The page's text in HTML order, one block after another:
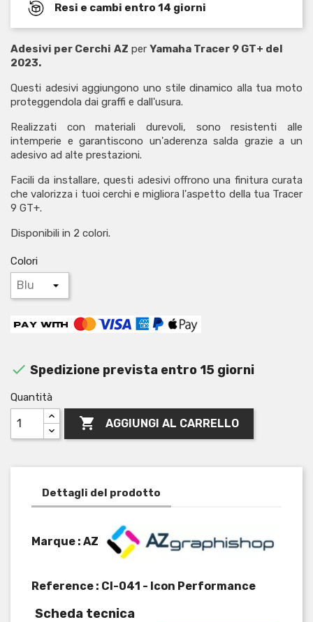
Resi e cambi entro 14 giorni
Adesivi per Cerchi AZ per Yamaha Tracer 9 GT+ del
2023.
Questi adesivi aggiungono uno stile dinamico alla tua moto
proteggendola dai graffi e dall'usura.
Realizzati con materiali durevoli, sono resistenti alle
intemperie e garantiscono un'aderenza salda grazie a un
adesivo ad alte prestazioni.
Facili da installare, questi adesivi offrono una finitura curata
che valorizza i tuoi cerchi e migliora l'aspetto della tua Tracer
9 GT+.
Disponibili in 2 colori.
Colori
 Spedizione prevista entro 15 giorni
Quantità
 AGGIUNGI AL CARRELLO
Dettagli del prodotto
Marque : AZ
Reference : CI-041 - Icon Performance
Scheda tecnica